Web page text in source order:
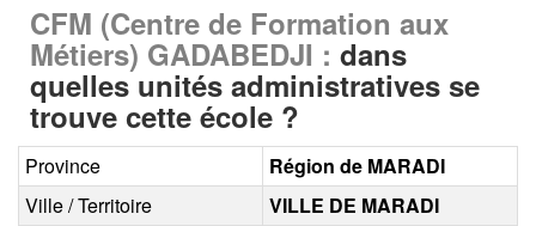
CFM (Centre de Formation aux
Métiers) GADABEDJI : dans
quelles unités administratives se
trouve cette école ?
Province
Région de MARADI
Ville / Territoire
VILLE DE MARADI